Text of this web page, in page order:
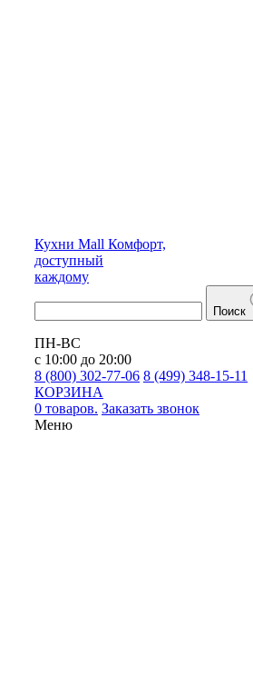
Кухни Mall Комфорт,
доступный
каждому
Поиск
ПН-ВС
с 10:00 до 20:00
8 (800) 302-77-06 8 (499) 348-15-11
КОРЗИНА
0 товаров. Заказать звонок
Меню